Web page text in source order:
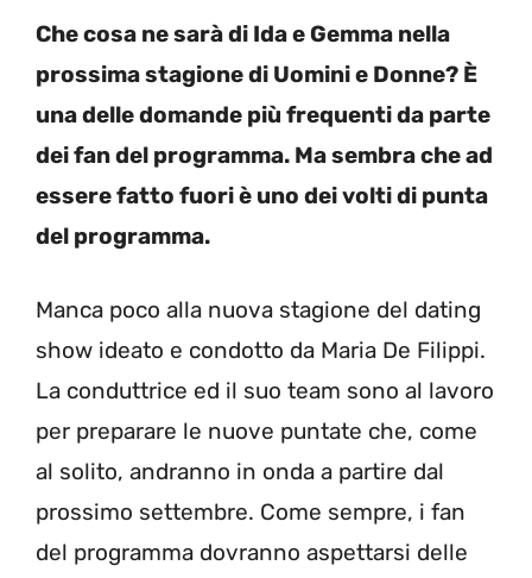
Che cosa ne sarà di Ida e Gemma nella
prossima stagione di Uomini e Donne? È
una delle domande più frequenti da parte
dei fan del programma. Ma sembra che ad
essere fatto fuori è uno dei volti di punta
del programma.
Manca poco alla nuova stagione del dating
show ideato e condotto da Maria De Filippi.
La conduttrice ed il suo team sono al lavoro
per preparare le nuove puntate che, come
al solito, andranno in onda a partire dal
prossimo settembre. Come sempre, i fan
del programma dovranno aspettarsi delle